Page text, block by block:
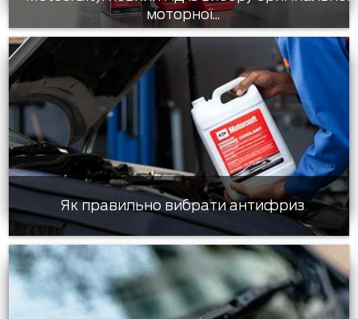
моторної...
Як правильно вибрати антифриз